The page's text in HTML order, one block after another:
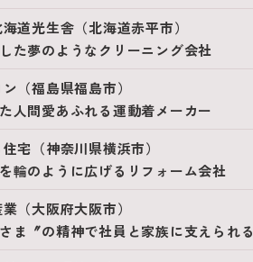
光生舎（北海道赤平市）
た夢のようなクリーニング会社
福島県福島市）
人間愛あふれる運動着メーカー
（神奈川県横浜市）
輪のように広げるリフォーム会社
大阪府大阪市）
ま〞の精神で社員と家族に支えられる